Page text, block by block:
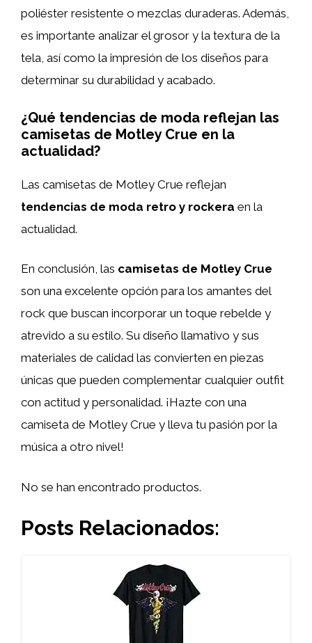
poliéster resistente o mezclas duraderas. Además,
es importante analizar el grosor y la textura de la
tela, así como la impresión de los diseños para
determinar su durabilidad y acabado.
¿Qué tendencias de moda reflejan las
camisetas de Motley Crue en la
actualidad?
Las camisetas de Motley Crue reflejan
tendencias de moda retro y rockera en la
actualidad.
En conclusión, las camisetas de Motley Crue
son una excelente opción para los amantes del
rock que buscan incorporar un toque rebelde y
atrevido a su estilo. Su diseño llamativo y sus
materiales de calidad las convierten en piezas
únicas que pueden complementar cualquier outfit
con actitud y personalidad. ¡Hazte con una
camiseta de Motley Crue y lleva tu pasión por la
música a otro nivel!
No se han encontrado productos.
Posts Relacionados: